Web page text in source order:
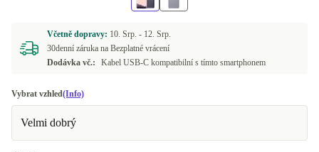
Včetně dopravy: 10. Srp. - 12. Srp.
30denní záruka na Bezplatné vrácení
Dodávka vč.:
Kabel USB-C kompatibilní s tímto smartphonem
Vybrat vzhled(Info)
Velmi dobrý